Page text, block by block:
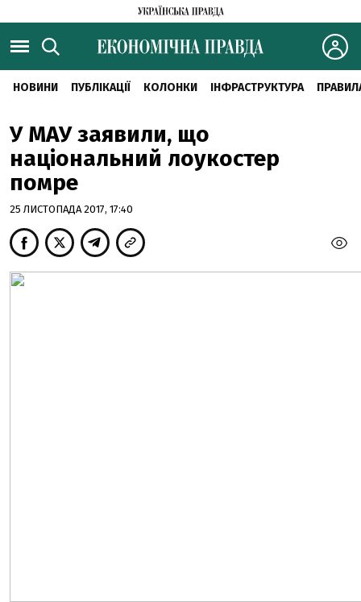
НОВИНИ ПУБЛІКАЦІЇ КОЛОНКИ ІНФРАСТРУКТУРА
У МАУ заявили, що
національний лоукостер
помре
25 ЛИСТОПАДА 2017, 17:40